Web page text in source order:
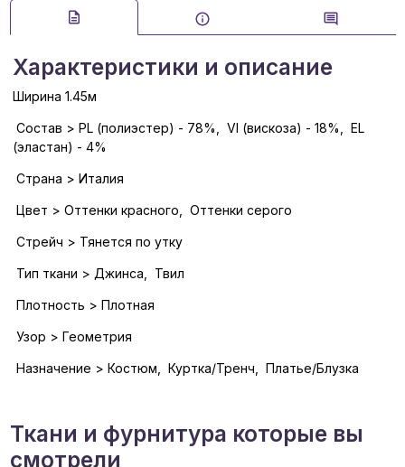
Характеристики и описание
Ширина 1.45м
Состав > PL (полиэстер) - 78%, VI (вискоза) - 18%, EL
(эластан) - 4%
Страна > Италия
Цвет > Оттенки красного, Оттенки серого
Стрейч > Тянется по утку
Тип ткани > Джинса, Твил
Плотность > Плотная
Узор > Геометрия
Назначение > Костюм, Куртка/Тренч, Платье/Блузка
Ткани и фурнитура которые вы
смотрели